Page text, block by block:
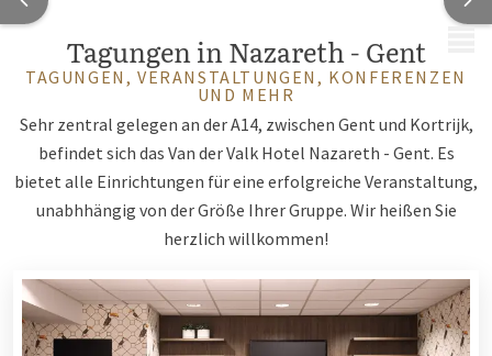
Tagungen in Nazareth - Gent
TAGUNGEN, VERANSTALTUNGEN, KONFERENZEN
UND MEHR
Sehr zentral gelegen an der A14, zwischen Gent und Kortrijk,
befindet sich das Van der Valk Hotel Nazareth - Gent. Es
bietet alle Einrichtungen für eine erfolgreiche Veranstaltung,
unabhhängig von der Größe Ihrer Gruppe. Wir heißen Sie
herzlich willkommen!